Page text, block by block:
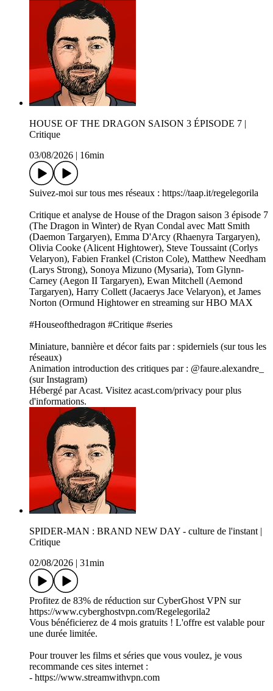
HOUSE OF THE DRAGON SAISON 3 ÉPISODE 7 |
Critique
03/08/2026
16min
Suivez-moi sur tous mes réseaux : https://taap.it/regelegorila
Critique et analyse de House of the Dragon saison 3 épisode 7
(The Dragon in Winter) de Ryan Condal avec Matt Smith
(Daemon Targaryen), Emma D'Arcy (Rhaenyra Targaryen),
Olivia Cooke (Alicent Hightower), Steve Toussaint (Corlys
Velaryon), Fabien Frankel (Criston Cole), Matthew Needham
(Larys Strong), Sonoya Mizuno (Mysaria), Tom Glynn-
Carney (Aegon II Targaryen), Ewan Mitchell (Aemond
Targaryen), Harry Collett (Jacaerys Jace Velaryon), et James
Norton (Ormund Hightower en streaming sur HBO MAX
#Houseofthedragon #Critique #series
Miniature, bannière et décor faits par : spiderniels (sur tous les
réseaux)
Animation introduction des critiques par : @faure.alexandre_
(sur Instagram)
Hébergé par Acast. Visitez acast.com/privacy pour plus
d'informations.
SPIDER-MAN : BRAND NEW DAY - culture de l'instant |
Critique
02/08/2026
31min
Profitez de 83% de réduction sur CyberGhost VPN sur
https://www.cyberghostvpn.com/Regelegorila2
Vous bénéficierez de 4 mois gratuits ! L'offre est valable pour
une durée limitée.
Pour trouver les films et séries que vous voulez, je vous
recommande ces sites internet :
- https://www.streamwithvpn.com